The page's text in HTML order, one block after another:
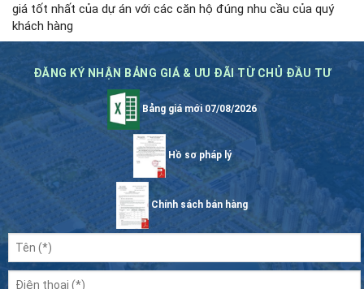
giá tốt nhất của dự án với các căn hộ đúng nhu cầu của quý
khách hàng
ĐĂNG KÝ NHẬN BẢNG GIÁ & ƯU ĐÃI TỪ CHỦ ĐẦU TƯ
Bảng giá mới 07/08/2026
Hồ sơ pháp lý
Chính sách bán hàng